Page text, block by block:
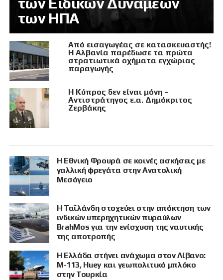
των ΗΠΑ
Από εισαγωγέας σε κατασκευαστής!
Η Αλβανία παρέδωσε τα πρώτα
στρατιωτικά οχήματα εγχώριας
παραγωγής
Η Κύπρος δεν είναι μόνη –
Αντιστράτηγος ε.α. Δημόκριτος
Ζερβάκης
Η Εθνική Φρουρά σε κοινές ασκήσεις με
γαλλική φρεγάτα στην Ανατολική
Μεσόγειο
Η Ταϊλάνδη στοχεύει στην απόκτηση των
ινδικών υπερηχητικών πυραύλων
BrahMos για την ενίσχυση της ναυτικής
της αποτροπής
Η Ελλάδα στήνει ανάχωμα στον Λίβανο:
M-113, Huey και γεωπολιτικό μπλόκο
στην Τουρκία